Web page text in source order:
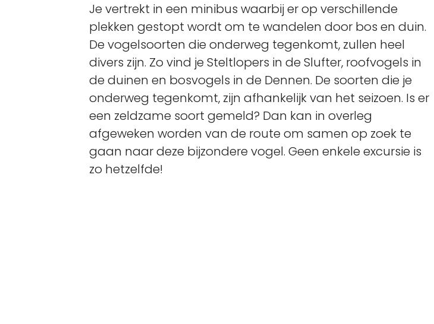
Je vertrekt in een minibus waarbij er op verschillende
plekken gestopt wordt om te wandelen door bos en duin.
De vogelsoorten die onderweg tegenkomt, zullen heel
divers zijn. Zo vind je Steltlopers in de Slufter, roofvogels in
de duinen en bosvogels in de Dennen. De soorten die je
onderweg tegenkomt, zijn afhankelijk van het seizoen. Is er
een zeldzame soort gemeld? Dan kan in overleg
afgeweken worden van de route om samen op zoek te
gaan naar deze bijzondere vogel. Geen enkele excursie is
zo hetzelfde!